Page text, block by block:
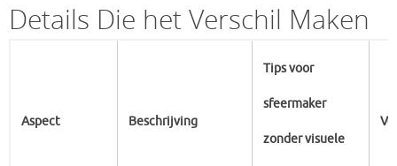
Details Die het Verschil Maken
Aspect Beschrijving
Tips voor
sfeermaker
zonder visuele